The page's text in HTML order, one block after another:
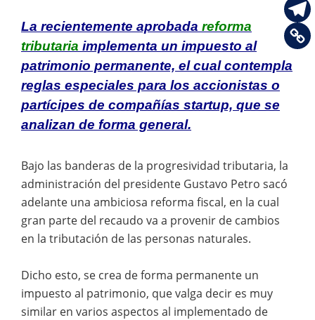
La recientemente aprobada reforma
tributaria implementa un impuesto al
patrimonio permanente, el cual contempla
reglas especiales para los accionistas o
partícipes de compañías startup, que se
analizan de forma general.
Bajo las banderas de la progresividad tributaria, la
administración del presidente Gustavo Petro sacó
adelante una ambiciosa reforma fiscal, en la cual
gran parte del recaudo va a provenir de cambios
en la tributación de las personas naturales.
Dicho esto, se crea de forma permanente un
impuesto al patrimonio, que valga decir es muy
similar en varios aspectos al implementado de